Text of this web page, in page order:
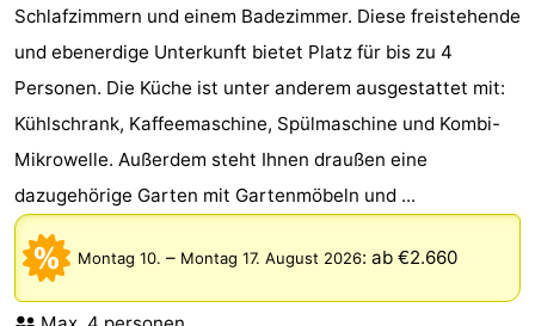
Schlafzimmern und einem Badezimmer. Diese freistehende
und ebenerdige Unterkunft bietet Platz für bis zu 4
Personen. Die Küche ist unter anderem ausgestattet mit:
Kühlschrank, Kaffeemaschine, Spülmaschine und Kombi-
Mikrowelle. Außerdem steht Ihnen draußen eine
dazugehörige Garten mit Gartenmöbeln und ...
Montag 10. – Montag 17. August 2026: ab €2.660